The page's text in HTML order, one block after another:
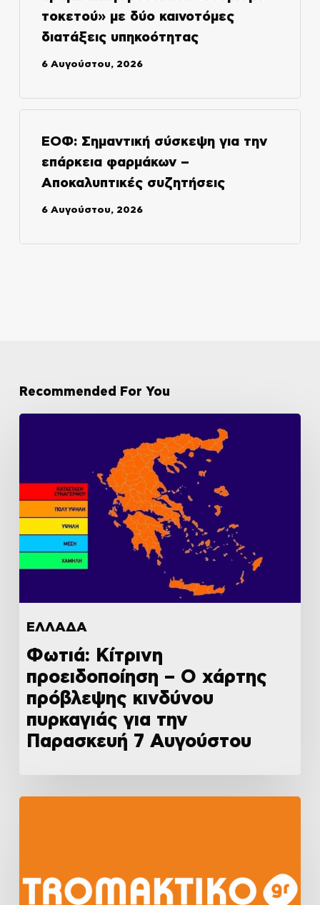
τοκετού» με δύο καινοτόμες
διατάξεις υπηκοότητας
6 Αυγούστου, 2026
ΕΟΦ: Σημαντική σύσκεψη για την
επάρκεια φαρμάκων –
Αποκαλυπτικές συζητήσεις
6 Αυγούστου, 2026
Recommended For You
ΕΛΛΑΔΑ
Φωτιά: Κίτρινη
προειδοποίηση – Ο χάρτης
πρόβλεψης κινδύνου
πυρκαγιάς για την
Παρασκευή 7 Αυγούστου